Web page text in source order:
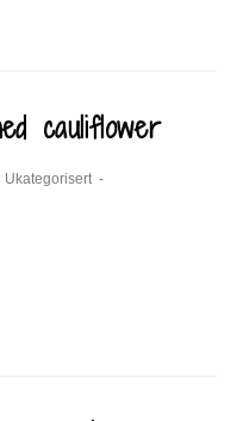
cauliflower
Ukategorisert